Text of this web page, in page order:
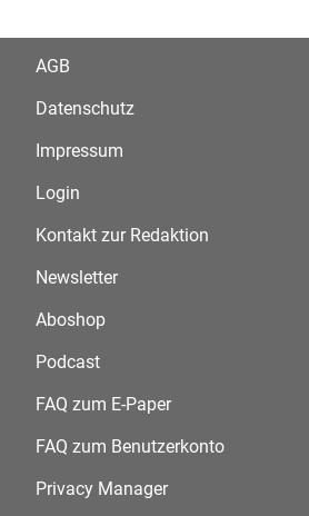
AGB
Datenschutz
Impressum
Login
Kontakt zur Redaktion
Newsletter
Aboshop
Podcast
FAQ zum E-Paper
FAQ zum Benutzerkonto
Privacy Manager